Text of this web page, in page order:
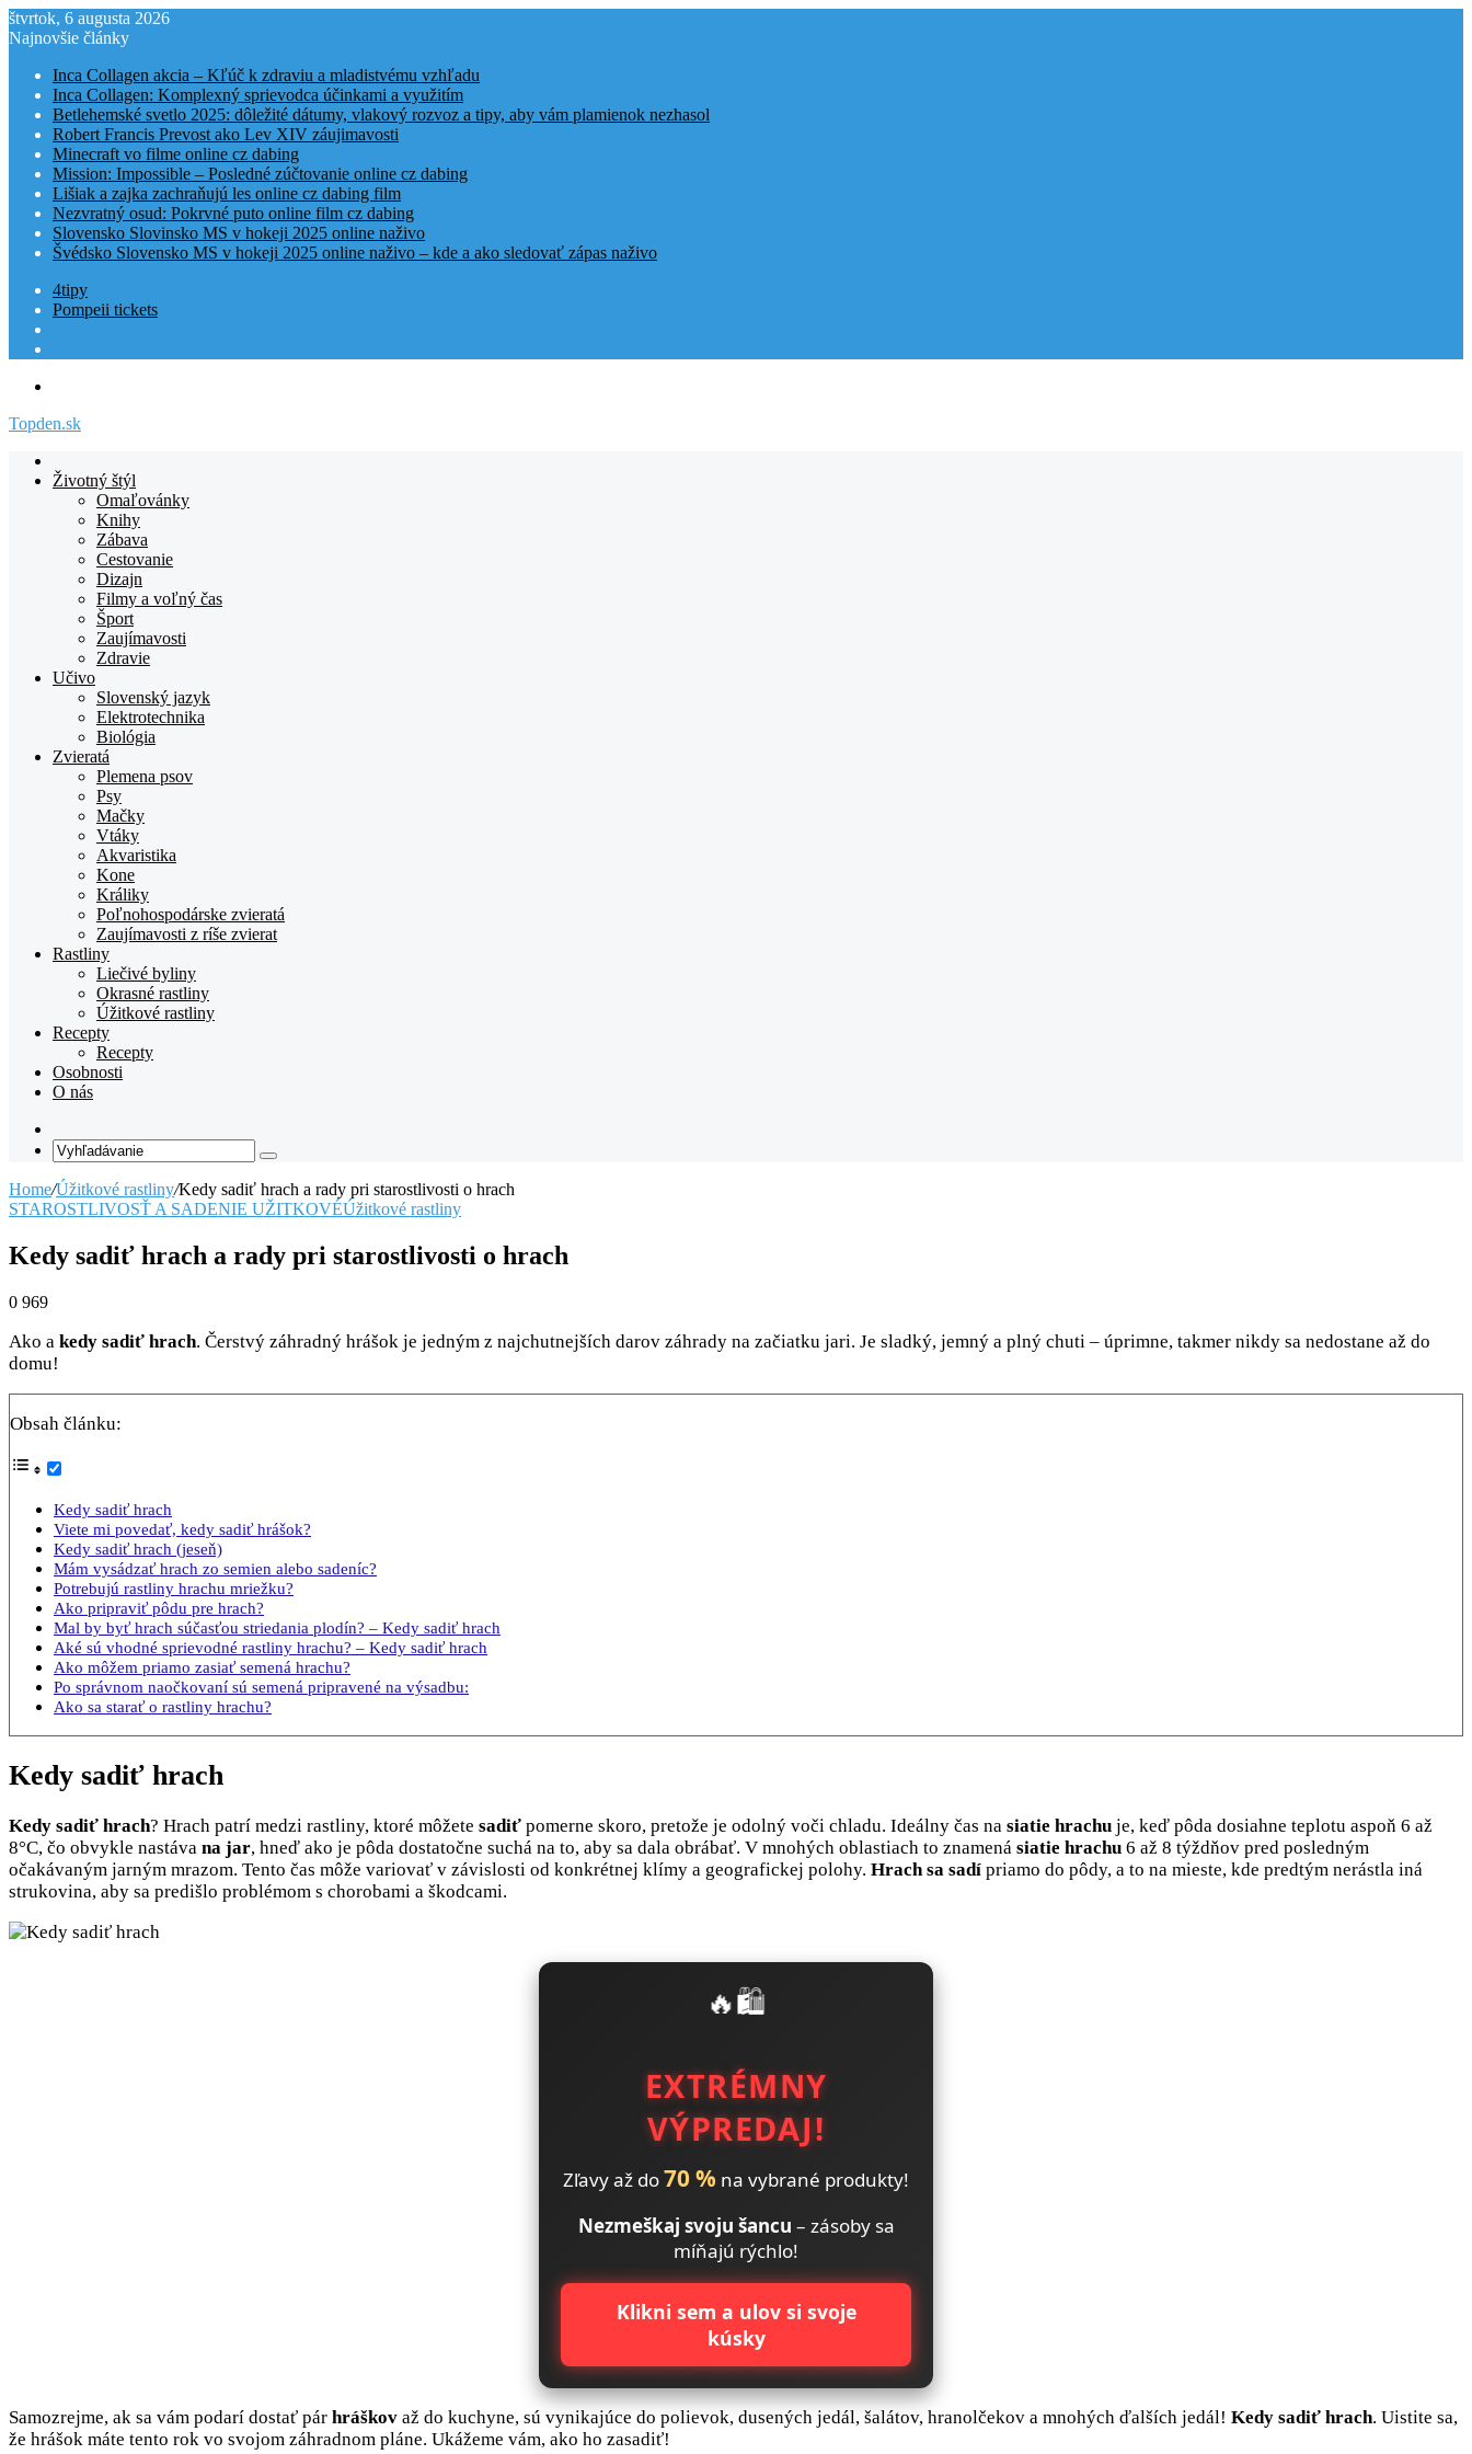
štvrtok, 6 augusta 2026
Najnovšie články
Inca Collagen akcia – Kľúč k zdraviu a mladistvému vzhľadu
Inca Collagen: Komplexný sprievodca účinkami a využitím
Betlehemské svetlo 2025: dôležité dátumy, vlakový rozvoz a tipy, aby vám plamienok nezhasol
Robert Francis Prevost ako Lev XIV záujimavosti
Minecraft vo filme online cz dabing
Mission: Impossible – Posledné zúčtovanie online cz dabing
Lišiak a zajka zachraňujú les online cz dabing film
Nezvratný osud: Pokrvné puto online film cz dabing
Slovensko Slovinsko MS v hokeji 2025 online naživo
Švédsko Slovensko MS v hokeji 2025 online naživo – kde a ako sledovať zápas naživo
4tipy
Pompeii tickets
Topden.sk
stranka
TOPden.sk
Životný štýl
Omaľovánky
Knihy
Zábava
Cestovanie
Dizajn
Filmy a voľný čas
Šport
Zaujímavosti
Zdravie
Učivo
Slovenský jazyk
Elektrotechnika
Biológia
Zvieratá
Plemena psov
Psy
Mačky
Vtáky
Akvaristika
Kone
Králiky
Poľnohospodárske zvieratá
Zaujímavosti z ríše zvierat
Rastliny
Liečivé byliny
Okrasné rastliny
Úžitkové rastliny
Recepty
Recepty
Osobnosti
O nás
Article
Vyhľadávanie
Home/Úžitkové rastliny/Kedy sadiť hrach a rady pri starostlivosti o hrach
STAROSTLIVOSŤ A SADENIE UŽITKOVÉÚžitkové rastliny
Kedy sadiť hrach a rady pri starostlivosti o hrach
0 969
Ako a kedy sadiť hrach. Čerstvý záhradný hrášok je jedným z najchutnejších darov záhrady na začiatku jari. Je sladký, jemný a plný chuti – úprimne, takmer nikdy sa nedostane až do
domu!
Obsah článku:
Kedy sadiť hrach
Viete mi povedať, kedy sadiť hrášok?
Kedy sadiť hrach (jeseň)
Mám vysádzať hrach zo semien alebo sadeníc?
Potrebujú rastliny hrachu mriežku?
Ako pripraviť pôdu pre hrach?
Mal by byť hrach súčasťou striedania plodín? – Kedy sadiť hrach
Aké sú vhodné sprievodné rastliny hrachu? – Kedy sadiť hrach
Ako môžem priamo zasiať semená hrachu?
Po správnom naočkovaní sú semená pripravené na výsadbu:
Ako sa starať o rastliny hrachu?
Kedy sadiť hrach
Kedy sadiť hrach? Hrach patrí medzi rastliny, ktoré môžete sadiť pomerne skoro, pretože je odolný voči chladu. Ideálny čas na siatie hrachu je, keď pôda dosiahne teplotu aspoň 6 až
8°C, čo obvykle nastáva na jar, hneď ako je pôda dostatočne suchá na to, aby sa dala obrábať. V mnohých oblastiach to znamená siatie hrachu 6 až 8 týždňov pred posledným
očakávaným jarným mrazom. Tento čas môže variovať v závislosti od konkrétnej klímy a geografickej polohy. Hrach sa sadí priamo do pôdy, a to na mieste, kde predtým nerástla iná
strukovina, aby sa predišlo problémom s chorobami a škodcami.
🔥🛍️
EXTRÉMNY
VÝPREDAJ!
Zľavy až do70 % na vybrané produkty!
Nezmeškaj svoju šancu – zásoby sa
míňajú rýchlo!
Klikni sem a ulov si svoje
kúsky
Samozrejme, ak sa vám podarí dostať pár hráškov až do kuchyne, sú vynikajúce do polievok, dusených jedál, šalátov, hranolčekov a mnohých ďalších jedál! Kedy sadiť hrach. Uistite sa,
že hrášok máte tento rok vo svojom záhradnom pláne. Ukážeme vám, ako ho zasadiť!